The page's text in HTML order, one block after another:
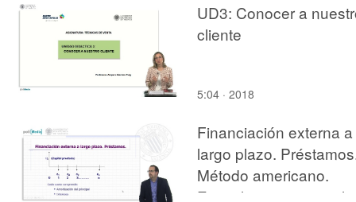
UD3: Conocer a
cliente
5:04 · 2018
Financiación externa a
largo plazo.
Método americano.
Ejemplo cuotas